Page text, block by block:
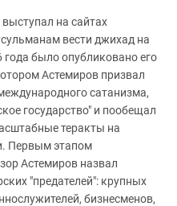
на сайтах
вести джихад на
было опубликовано его
Астемиров призвал
сатанизма,
государство" и пообещал
теракты на
Первым этапом
Астемиров назвал
"предателей": крупных
бизнесменов,